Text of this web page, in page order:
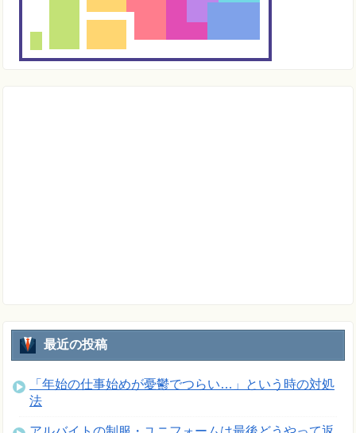
最近の投稿
「年始の仕事始めが憂鬱でつらい…」という時の対処
法